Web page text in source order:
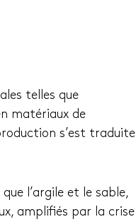
telles que
matériaux de
s’est traduite
l’argile et le sable,
amplifiés par la crise